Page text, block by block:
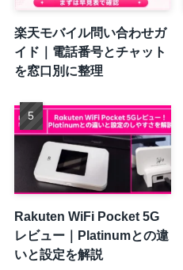
楽天モバイル問い合わせガ
イド｜電話番号とチャット
を窓口別に整理
Rakuten WiFi Pocket 5G
レビュー｜Platinumとの違
いと設定を解説